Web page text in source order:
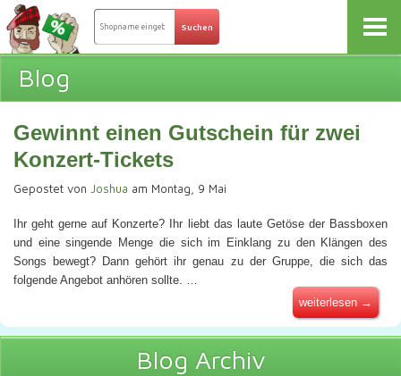
Blog
Gewinnt einen Gutschein für zwei
Konzert-Tickets
Gepostet von Joshua am Montag, 9 Mai
Ihr geht gerne auf Konzerte? Ihr liebt das laute Getöse der Bassboxen
und eine singende Menge die sich im Einklang zu den Klängen des
Songs bewegt? Dann gehört ihr genau zu der Gruppe, die sich das
folgende Angebot anhören sollte. …
weiterlesen →
Blog Archiv